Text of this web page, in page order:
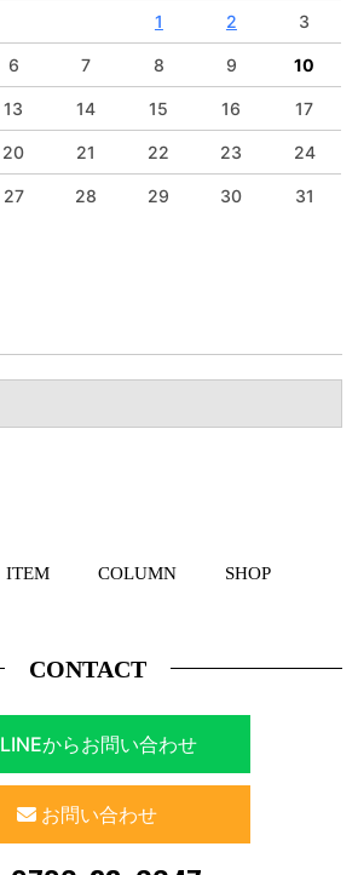
1 2 3
6 7 8 9 10
13 14 15 16 17
20 21 22 23 24
27 28 29 30
31
ITEM COLUMN SHOP
CONTACT
LINEからお問い合わせ
お問い合わせ